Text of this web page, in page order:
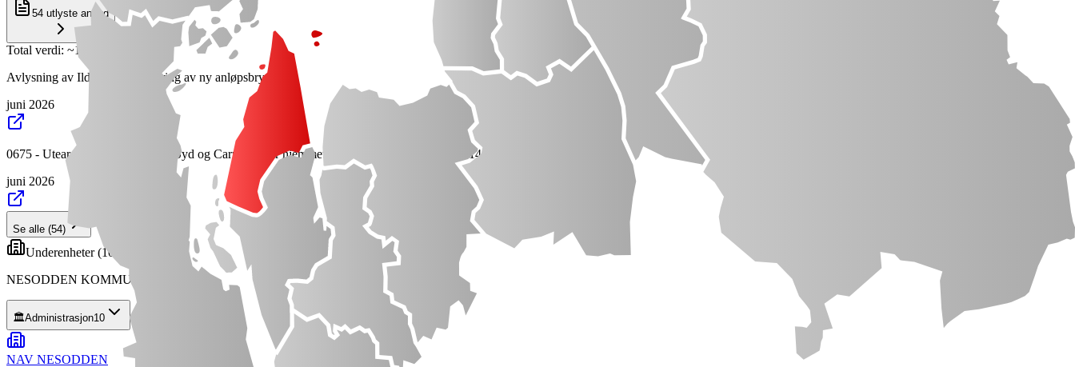
54 utlyste anbud
Total verdi: ~118 200 000 kr
Avlysning av Ildjernet – etablering av ny anløpsbrygge
juni 2026
0675 - Uteareal Kommunesenter Syd og Carporter for hjemmetjenesten Hagelundveien 24, 1459 Nesodden
juni 2026
Se alle (54)
Underenheter (10
NESODDEN KOMMUNE
🏛️Administrasjon10
NAV NESODDEN